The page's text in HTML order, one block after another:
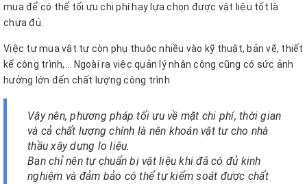
mua để có thể tối ưu chi phí hay lựa chọn được vật liệu tốt là
chưa đủ.
Việc tự mua vật tư còn phụ thuộc nhiều vào kỹ thuật, bản vẽ, thiết
kế công trình,... Ngoài ra việc quản lý nhân công cũng có sức ảnh
hưởng lớn đến chất lượng công trình
Vậy nên, phương pháp tối ưu về mặt chi phí, thời gian
và cả chất lượng chính là nên khoán vật tư cho nhà
thầu xây dựng lo liệu.
Bạn chỉ nên tự chuẩn bị vật liệu khi đã có đủ kinh
nghiệm và đảm bảo có thể tự kiểm soát được chất